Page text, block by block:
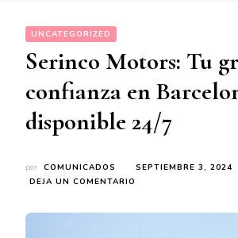
UNCATEGORIZED
Serinco Motors: Tu
confianza en
disponible 24/7
por COMUNICADOS
SEPTIEMBRE 3, 2024
DEJA UN COMENTARIO